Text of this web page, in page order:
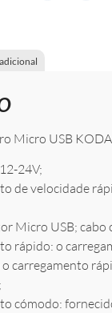
Micro USB
24V;
de velocidade
Micro USB; cabo
rápido: o
carregamento
cómodo: